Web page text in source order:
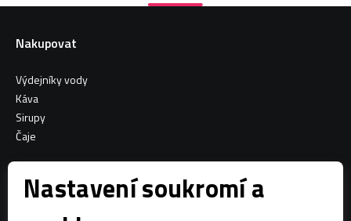
Nastavení soukromí a
Nakupovat
Výdejníky vody
Káva
Sirupy
Čaje